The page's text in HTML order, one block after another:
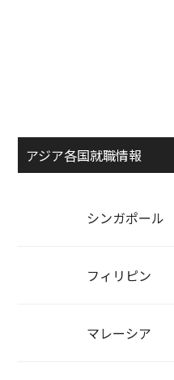
アジア各国就職情報
シンガポール
フィリピン
マレーシア